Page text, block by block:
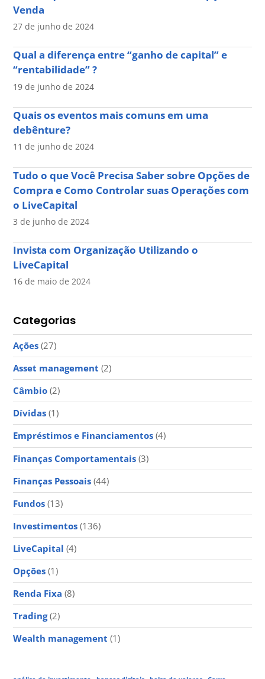
Venda
27 de junho de 2024
Qual a diferença entre “ganho de capital” e
“rentabilidade” ?
19 de junho de 2024
Quais os eventos mais comuns em uma
debênture?
11 de junho de 2024
Tudo o que Você Precisa Saber sobre Opções de
Compra e Como Controlar suas Operações com
o LiveCapital
3 de junho de 2024
Invista com Organização Utilizando o
LiveCapital
16 de maio de 2024
Categorias
Ações (27)
Asset management (2)
Câmbio (2)
Dívidas (1)
Empréstimos e Financiamentos (4)
Finanças Comportamentais (3)
Finanças Pessoais (44)
Fundos (13)
Investimentos (136)
LiveCapital (4)
Opções (1)
Renda Fixa (8)
Trading(2)
Wealth management (1)